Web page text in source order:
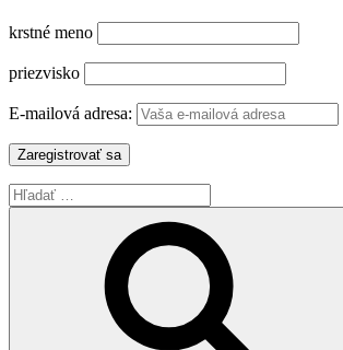
krstné meno
priezvisko
E-mailová adresa:
Hľadať: